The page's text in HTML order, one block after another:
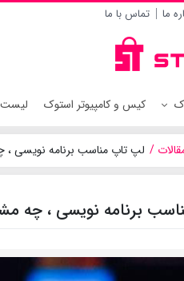
ما تماس با ما
کیس و کامپیوتر استوک
لپ تاپ مناسب برنامه نویسی
برنامه نویسی ، چه